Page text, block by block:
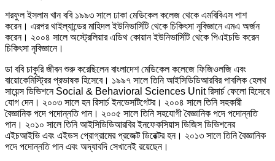
শরফুল ইসলাম খান ববি ১৯৯৩ সালে ঢাকা মেডিকেল কলেজ থেকে এমবিবিএস পাশ
করেন। এরপর থাইল্যান্ডের মাহিদল ইউনিভার্সিটি থেকে চিকিৎসা নৃবিজ্ঞানে এমএ অর্জন
করেন। ২০০৪ সালে অস্ট্রেলিয়ার এডিথ কোয়ান ইউনিভার্সিটি থেকে পিএইচডি করেন
চিকিৎসা নৃবিজ্ঞানে।
ডা ববি চাকুরি জীবন শুরু করেছিলেন বাংলাদেশ মেডিকেল কলেজে ফিজিওলজি এবং
বায়োকেমিস্ট্রির প্রভাষক হিসেবে। ১৯৯৭ সালে তিনি আইসিডিডিআরবির পাবলিক হেলথ
সায়েন্স ডিভিশনে Social & Behavioral Sciences Unit রিসার্চ ফেলো হিসেবে
যোগ দেন। ২০০৩ সালে হন রিসার্চ ইনভেসটিগেটর। ২০০৪ সালে তিনি সহকারী
বৈজ্ঞানিক পদে পদোন্নতি পান। ২০০৫ সালে তিনি সহযোগী বৈজ্ঞানিক পদে পদোন্নতি
পান। ২০১০ সালে তিনি আইসিডিডিআরবির ইনফেকসিয়াস ডিজিস ডিভিশনের
এইচআইভি এবং এইডস প্রোগ্রামের প্রজেক্ট ডিরেক্টর হন। ২০১৩ সালে তিনি বৈজ্ঞানিক
পদে পদোন্নতি পান এবং অদ্যাবদি সেখানেই রয়েছেন।